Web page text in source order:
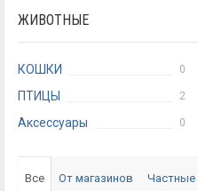
ЖИВОТНЫЕ
КОШКИ 0
ПТИЦЫ 2
Аксессуары 0
Все От магазинов Частные